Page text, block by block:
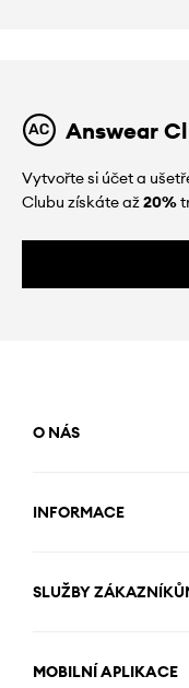
Answear
Vytvořte si účet a
Clubu získáte až20%
O NÁS
INFORMACE
SLUŽBY
MOBILNÍ APLIKACE